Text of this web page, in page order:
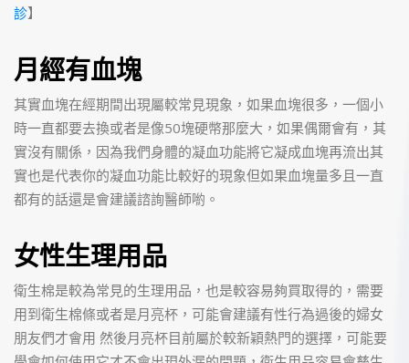
診】
月經有血塊
其實血塊在經期間出現屬較常見現象，如果血塊很多，一個小
時一直都要去換或者是像50塊硬幣那麼大，如果偶爾會有，其
實沒有關係，因為我們身體的凝血功能將它凝成血塊再流出其
實也是代表你的凝血功能比較好的現象但如果血塊量多且一直
都有的話還是會建議諮詢醫師喲。
女性生理用品
衛生棉是較為常見的生理用品，也是較容易夠買取得的，需要
用到衛生棉條或者是月亮杯，可能會建議有性行為過後的婦女
朋友們才會用 然後月亮杯目前屬於較新穎熱門的選擇，可能要